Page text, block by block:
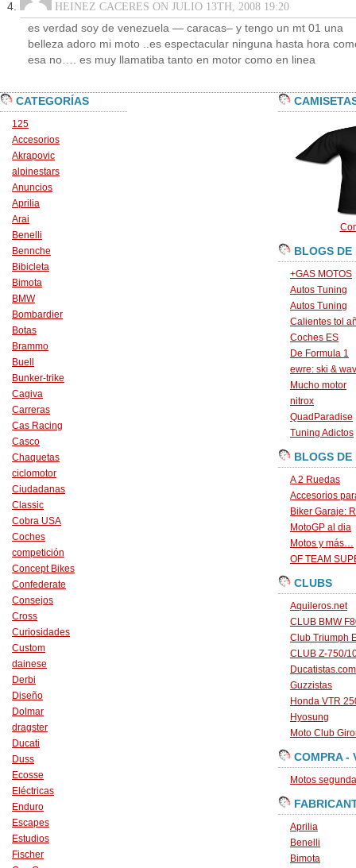
HEINEZ CACERES ON JULIO 13TH, 2008 19:20
es verdad soy de venezuela — caracas– y tengo un mt 01 una
belleza adoro mi moto ..es espectacular ninguna hasta hora
esa no…. es muy llamatiba tanto en motor como en linea
CATEGORÍAS
125
Accesorios
Akrapovic
alpinestars
Anuncios
Aprilia
Arai
Benelli
Bennche
Bibicleta
Bimota
BMW
Bombardier
Botas
Brammo
Buell
Bunker-trike
Cagiva
Carreras
Cas Racing
Casco
Chaquetas
ciclomotor
Ciudadanas
Classic
Cobra USA
Coches
competición
Concept Bikes
Confederate
Consejos
Cross
Curiosidades
Custom
dainese
Derbi
Diseño
Dolmar
dragster
Ducati
Duss
Ecosse
Eléctricas
Enduro
Escapes
Estudios
Fischer
BLOGS DE
+GAS MOTOS
Autos Tuning
Autos Tuning
Calientes tol
Coches ES
De Formula 1
ewre: ski &
Mucho motor
nitrox
QuadParadise
Tuning Adictos
BLOGS DE
A 2 Ruedas
Accesorios
Biker Garaje:
MotoGP al dia
Motos y más…
OF TEAM
CLUBS
Aquileros.net
CLUB BMW
Club Triumph
CLUB Z-750/
Ducatistas.com
Guzzistas
Honda VTR
Hyosung
Moto Club
COMPRA -
Motos
Aprilia
Benelli
Bimota